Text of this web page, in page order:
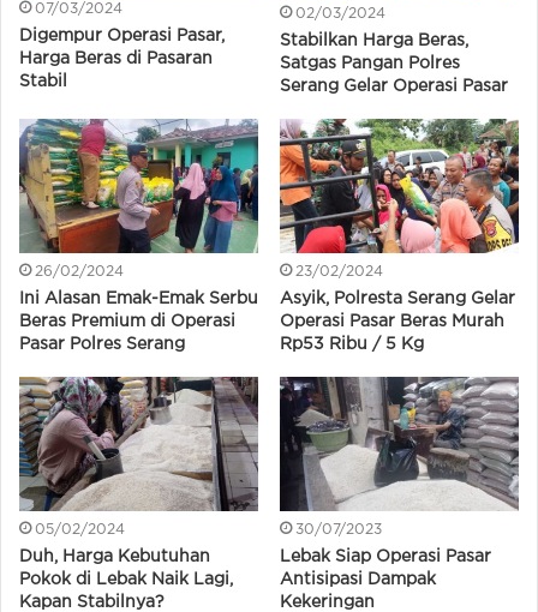
07/03/2024
Digempur Operasi Pasar,
Harga Beras di Pasaran
Stabil
02/03/2024
Stabilkan Harga Beras,
Satgas Pangan Polres
Serang Gelar Operasi Pasar
26/02/2024
Ini Alasan Emak-Emak Serbu
Beras Premium di Operasi
Pasar Polres Serang
23/02/2024
Asyik, Polresta Serang Gelar
Operasi Pasar Beras Murah
Rp53 Ribu / 5 Kg
05/02/2024
Duh, Harga Kebutuhan
Pokok di Lebak Naik Lagi,
Kapan Stabilnya?
30/07/2023
Lebak Siap Operasi Pasar
Antisipasi Dampak
Kekeringan